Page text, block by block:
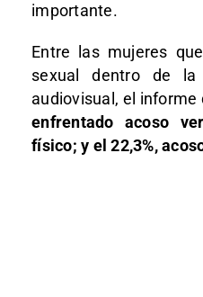
importante.
Entre las mujeres
sexual dentro de
audiovisual, el informe
enfrentado acoso
físico; y el 22,3%,